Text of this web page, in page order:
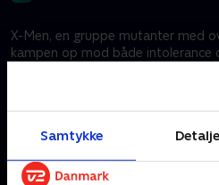
Samtykke
X-Men, en gruppe mutanter med
kampen op mod både intolerance
Kræver